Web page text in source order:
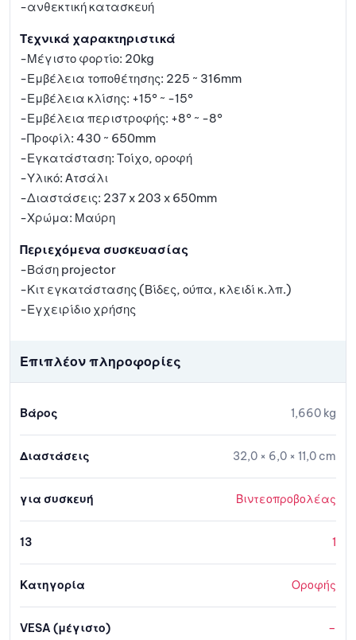
-ανθεκτική κατασκευή
Τεχνικά χαρακτηριστικά
-Μέγιστο φορτίο: 20kg
-Εμβέλεια τοποθέτησης: 225 ~ 316mm
-Εμβέλεια κλίσης: +15° ~ -15°
-Εμβέλεια περιστροφής: +8° ~ -8°
-Προφίλ: 430 ~ 650mm
-Εγκατάσταση: Τοίχο, οροφή
-Υλικό: Ατσάλι
-Διαστάσεις: 237 x 203 x 650mm
-Χρώμα: Μαύρη
Περιεχόμενα συσκευασίας
-Βάση projector
-Κιτ εγκατάστασης (Βίδες, ούπα, κλειδί κ.λπ.)
-Εγχειρίδιο χρήσης
Επιπλέον πληροφορίες
Βάρος 1,660 kg
Διαστάσεις 32,0 × 6,0 × 11,0 cm
για συσκευή Βιντεοπροβολέας
13 1
Κατηγορία Οροφής
VESA (μέγιστο) –